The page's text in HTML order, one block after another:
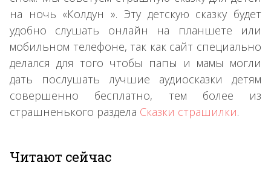
на ночь «Колдун ». Эту детскую сказку будет
удобно слушать онлайн на планшете или
мобильном телефоне, так как сайт специально
делался для того чтобы папы и мамы могли
дать послушать лучшие аудиосказки детям
совершенно бесплатно, тем более из
страшненького раздела Сказки страшилки.
Читают сейчас